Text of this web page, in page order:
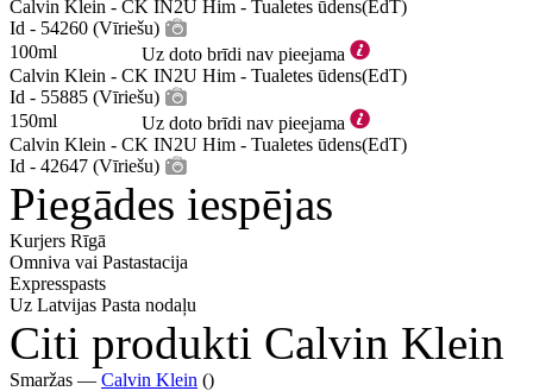
Calvin Klein - CK IN2U Him - Tualetes ūdens(EdT)
Id - 54260 (Vīriešu)
100ml
Uz doto brīdi nav pieejama
Calvin Klein - CK IN2U Him - Tualetes ūdens(EdT)
Id - 55885 (Vīriešu)
150ml
Uz doto brīdi nav pieejama
Calvin Klein - CK IN2U Him - Tualetes ūdens(EdT)
Id - 42647 (Vīriešu)
Piegādes iespējas
Kurjers Rīgā
Omniva vai Pastastacija
Expresspasts
Uz Latvijas Pasta nodaļu
Citi produkti Calvin Klein
Smaržas — Calvin Klein ()